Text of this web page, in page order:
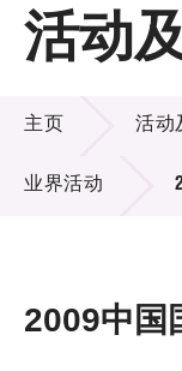
主页
关于LSCM
技术商品化
项目及资
活动及消息
活动
活动及消息
主页 活动
业界活动
2009中国